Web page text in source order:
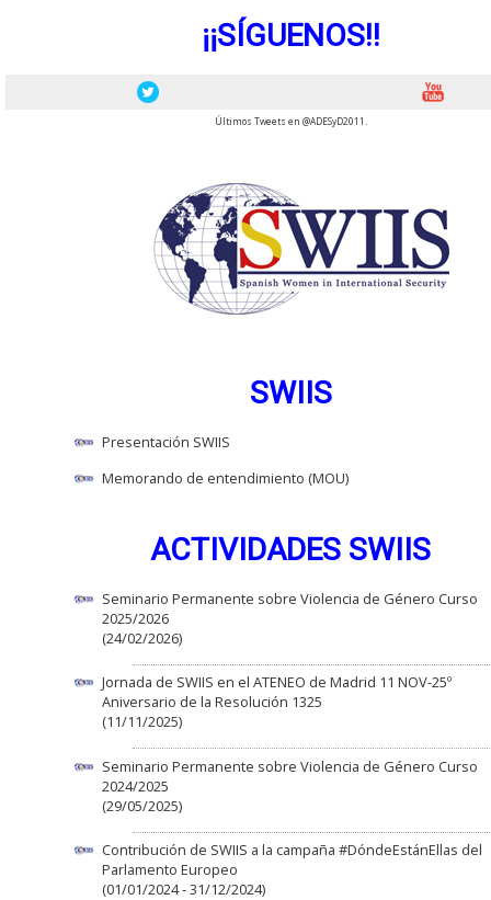
¡¡SÍGUENOS!!
Últimos Tweets en @ADESyD2011.
SWIIS
Presentación SWIIS
Memorando de entendimiento (MOU)
ACTIVIDADES SWIIS
Seminario Permanente sobre Violencia de Género Curso
2025/2026
(24/02/2026)
Jornada de SWIIS en el ATENEO de Madrid 11 NOV-25º
Aniversario de la Resolución 1325
(11/11/2025)
Seminario Permanente sobre Violencia de Género Curso
2024/2025
(29/05/2025)
Contribución de SWIIS a la campaña #DóndeEstánEllas del
Parlamento Europeo
(01/01/2024 - 31/12/2024)